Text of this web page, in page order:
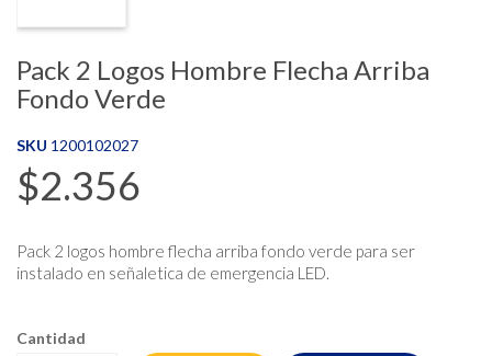
Pack 2 Logos Hombre Flecha Arriba
Fondo Verde
SKU 1200102027
$2.356
Pack 2 logos hombre flecha arriba fondo verde para ser
instalado en señaletica de emergencia LED.
Cantidad